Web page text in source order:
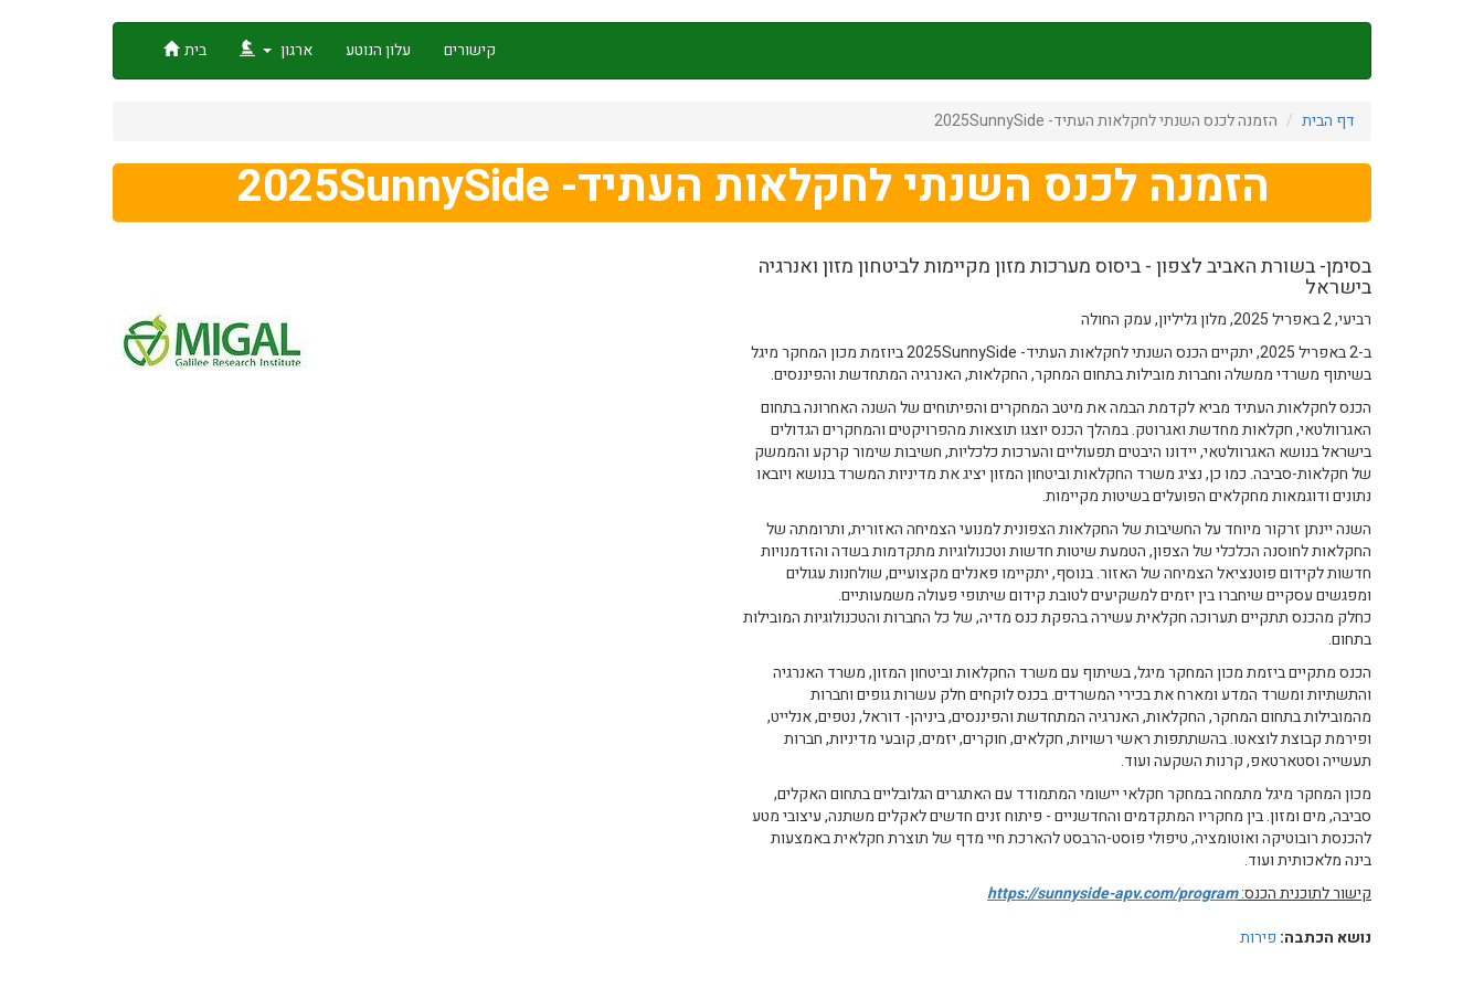
בית ארגון עלון הנוטע קישורים
דף הבית הזמנה לכנס השנתי לחקלאות העתיד- 2025SunnySide
הזמנה לכנס השנתי לחקלאות העתיד- 2025SunnySide
בסימן- בשורת האביב לצפון - ביסוס מערכות מזון מקיימות לביטחון מזון ואנרגיה
בישראל
רביעי, 2 באפריל 2025, מלון גליליון, עמק החולה
ב-2 באפריל 2025, יתקיים הכנס השנתי לחקלאות העתיד- 2025SunnySide ביוזמת מכון המחקר מיגל
בשיתוף משרדי ממשלה וחברות מובילות בתחום המחקר, החקלאות, האנרגיה המתחדשת והפיננסים.
הכנס לחקלאות העתיד מביא לקדמת הבמה את מיטב המחקרים והפיתוחים של השנה האחרונה בתחום
האגרוולטאי, חקלאות מחדשת ואגרוטק. במהלך הכנס יוצגו תוצאות מהפרויקטים והמחקרים הגדולים
בישראל בנושא האגרוולטאי, יידונו היבטים תפעוליים והערכות כלכליות, חשיבות שימור קרקע והממשק
של חקלאות-סביבה. כמו כן, נציג משרד החקלאות וביטחון המזון יציג את מדיניות המשרד בנושא ויובאו
נתונים ודוגמאות מחקלאים הפועלים בשיטות מקיימות.
השנה יינתן זרקור מיוחד על החשיבות של החקלאות הצפונית למנועי הצמיחה האזורית, ותרומתה של
החקלאות לחוסנה הכלכלי של הצפון, הטמעת שיטות חדשות וטכנולוגיות מתקדמות בשדה והזדמנויות
חדשות לקידום פוטנציאל הצמיחה של האזור. בנוסף, יתקיימו פאנלים מקצועיים, שולחנות עגולים
ומפגשים עסקיים שיחברו בין יזמים למשקיעים לטובת קידום שיתופי פעולה משמעותיים.
כחלק מהכנס תתקיים תערוכה חקלאית עשירה בהפקת כנס מדיה, של כל החברות והטכנולוגיות המובילות
בתחום.
הכנס מתקיים ביזמת מכון המחקר מיגל, בשיתוף עם משרד החקלאות וביטחון המזון, משרד האנרגיה
והתשתיות ומשרד המדע ומארח את בכירי המשרדים. בכנס לוקחים חלק עשרות גופים וחברות
מהמובילות בתחום המחקר, החקלאות, האנרגיה המתחדשת והפיננסים, ביניהן- דוראל, נטפים, אנלייט,
ופירמת קבוצת לוצאטו. בהשתתפות ראשי רשויות, חקלאים, חוקרים, יזמים, קובעי מדיניות, חברות
תעשייה וסטארטאפ, קרנות השקעה ועוד.
מכון המחקר מיגל מתמחה במחקר חקלאי יישומי המתמודד עם האתגרים הגלובליים בתחום האקלים,
סביבה, מים ומזון. בין מחקריו המתקדמים והחדשניים - פיתוח זנים חדשים לאקלים משתנה, עיצובי מטע
להכנסת רובוטיקה ואוטומציה, טיפולי פוסט-הרבסט להארכת חיי מדף של תוצרת חקלאית באמצעות
בינה מלאכותית ועוד.
קישור לתוכנית הכנס:https://sunnyside-apv.com/program
נושא הכתבה: פירות